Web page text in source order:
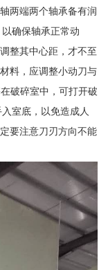
两端两个轴承备有润
确保轴承正常动
整其中心距，才不至
料，应调整小动刀与
破碎室中，可打开破
室底，以免造成人
要注意刀刃方向不能